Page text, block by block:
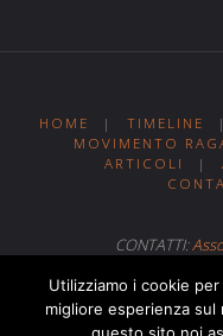
HOME | TIMELINE |
MOVIMENTO
ARTICOLI
|
CONTATTI:
Sito
Utilizziamo i cookie
migliore esperienza